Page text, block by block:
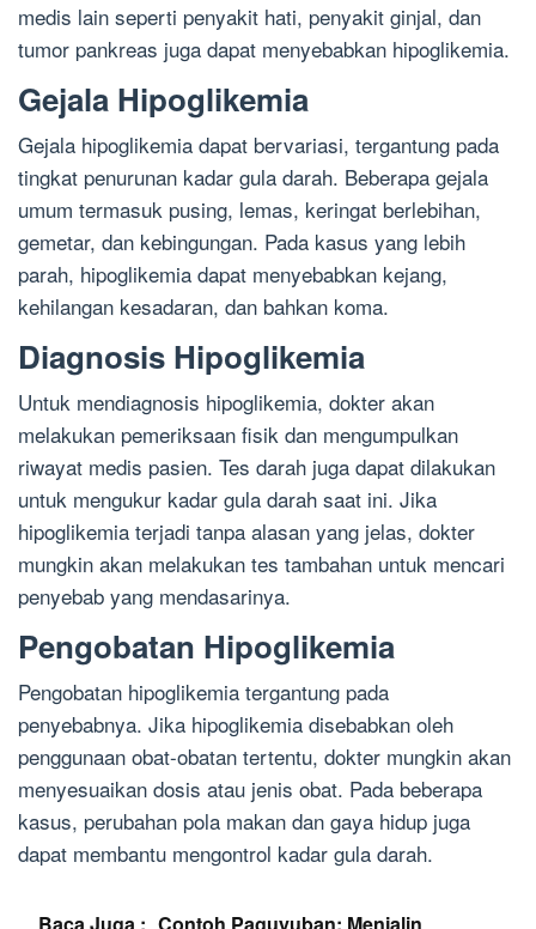
medis lain seperti penyakit hati, penyakit ginjal, dan
tumor pankreas juga dapat menyebabkan hipoglikemia.
Gejala Hipoglikemia
Gejala hipoglikemia dapat bervariasi, tergantung pada
tingkat penurunan kadar gula darah. Beberapa gejala
umum termasuk pusing, lemas, keringat berlebihan,
gemetar, dan kebingungan. Pada kasus yang lebih
parah, hipoglikemia dapat menyebabkan kejang,
kehilangan kesadaran, dan bahkan koma.
Diagnosis Hipoglikemia
Untuk mendiagnosis hipoglikemia, dokter akan
melakukan pemeriksaan fisik dan mengumpulkan
riwayat medis pasien. Tes darah juga dapat dilakukan
untuk mengukur kadar gula darah saat ini. Jika
hipoglikemia terjadi tanpa alasan yang jelas, dokter
mungkin akan melakukan tes tambahan untuk mencari
penyebab yang mendasarinya.
Pengobatan Hipoglikemia
Pengobatan hipoglikemia tergantung pada
penyebabnya. Jika hipoglikemia disebabkan oleh
penggunaan obat-obatan tertentu, dokter mungkin akan
menyesuaikan dosis atau jenis obat. Pada beberapa
kasus, perubahan pola makan dan gaya hidup juga
dapat membantu mengontrol kadar gula darah.